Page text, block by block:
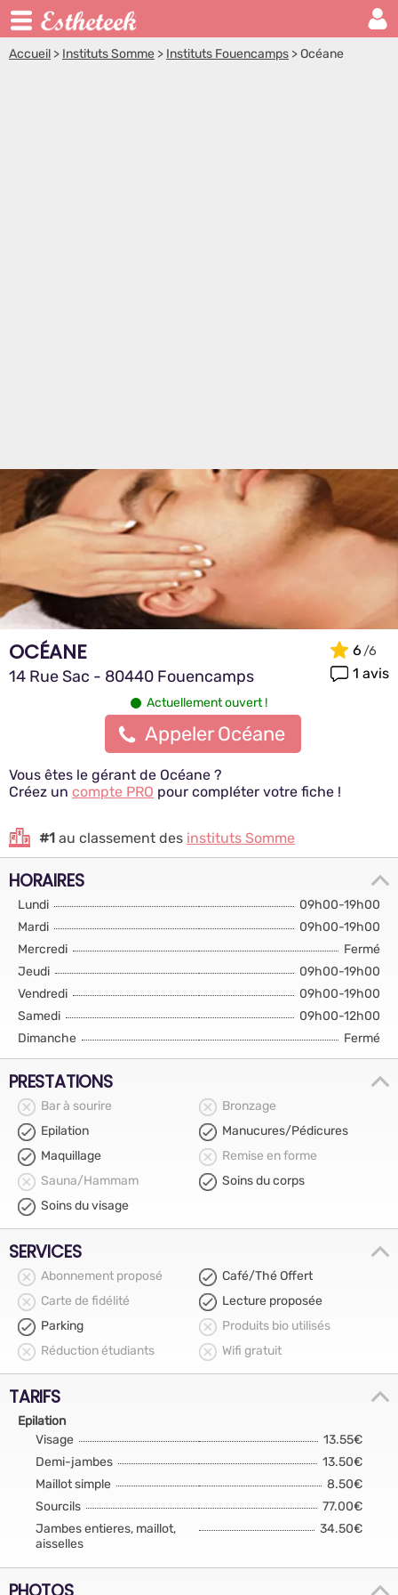
Accueil > Instituts Somme > Instituts Fouencamps >Océane
OCÉANE
14 Rue Sac - 80440 Fouencamps
6
1 avis
Actuellement ouvert !
Appeler Océane
Vous êtes le gérant de Océane ?
Créez un compte PRO pour compléter votre fiche !
#1 au classement des instituts Somme
HORAIRES
Lundi
09h00-19h00
Mardi
09h00-19h00
Mercredi
Fermé
Jeudi
09h00-19h00
Vendredi
09h00-19h00
Samedi
09h00-12h00
Dimanche
Fermé
PRESTATIONS
Bar à sourire
Bronzage
Epilation
Manucures/Pédicures
Maquillage
Remise en forme
Sauna/Hammam
Soins du corps
Soins du visage
SERVICES
Abonnement proposé
Café/Thé Offert
Carte de fidélité
Lecture proposée
Parking
Produits bio utilisés
Réduction étudiants
Wifi gratuit
TARIFS
Epilation
Visage
13.55€
Demi-jambes
13.50€
Maillot simple
8.50€
Sourcils
77.00€
Jambes entieres, maillot,
aisselles
34.50€